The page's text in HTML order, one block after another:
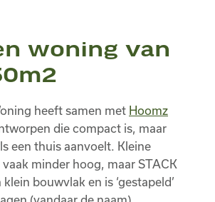
woning van
heeft samen met Hoomz
die compact is, maar
een thuis aanvoelt. Kleine
minder hoog, maar STACK
bouwvlak en is ‘gestapeld’
(vandaar de naam).